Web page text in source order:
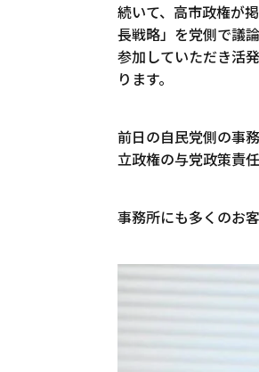
続いて、高市政権が
長戦略」を党側で議
参加していただき活
ります。
前日の自民党側の事
立政権の与党政策責
事務所にも多くのお